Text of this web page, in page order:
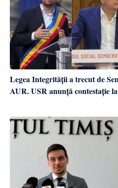
Legea Integrității a trecut de
AUR. USR anunță contestație